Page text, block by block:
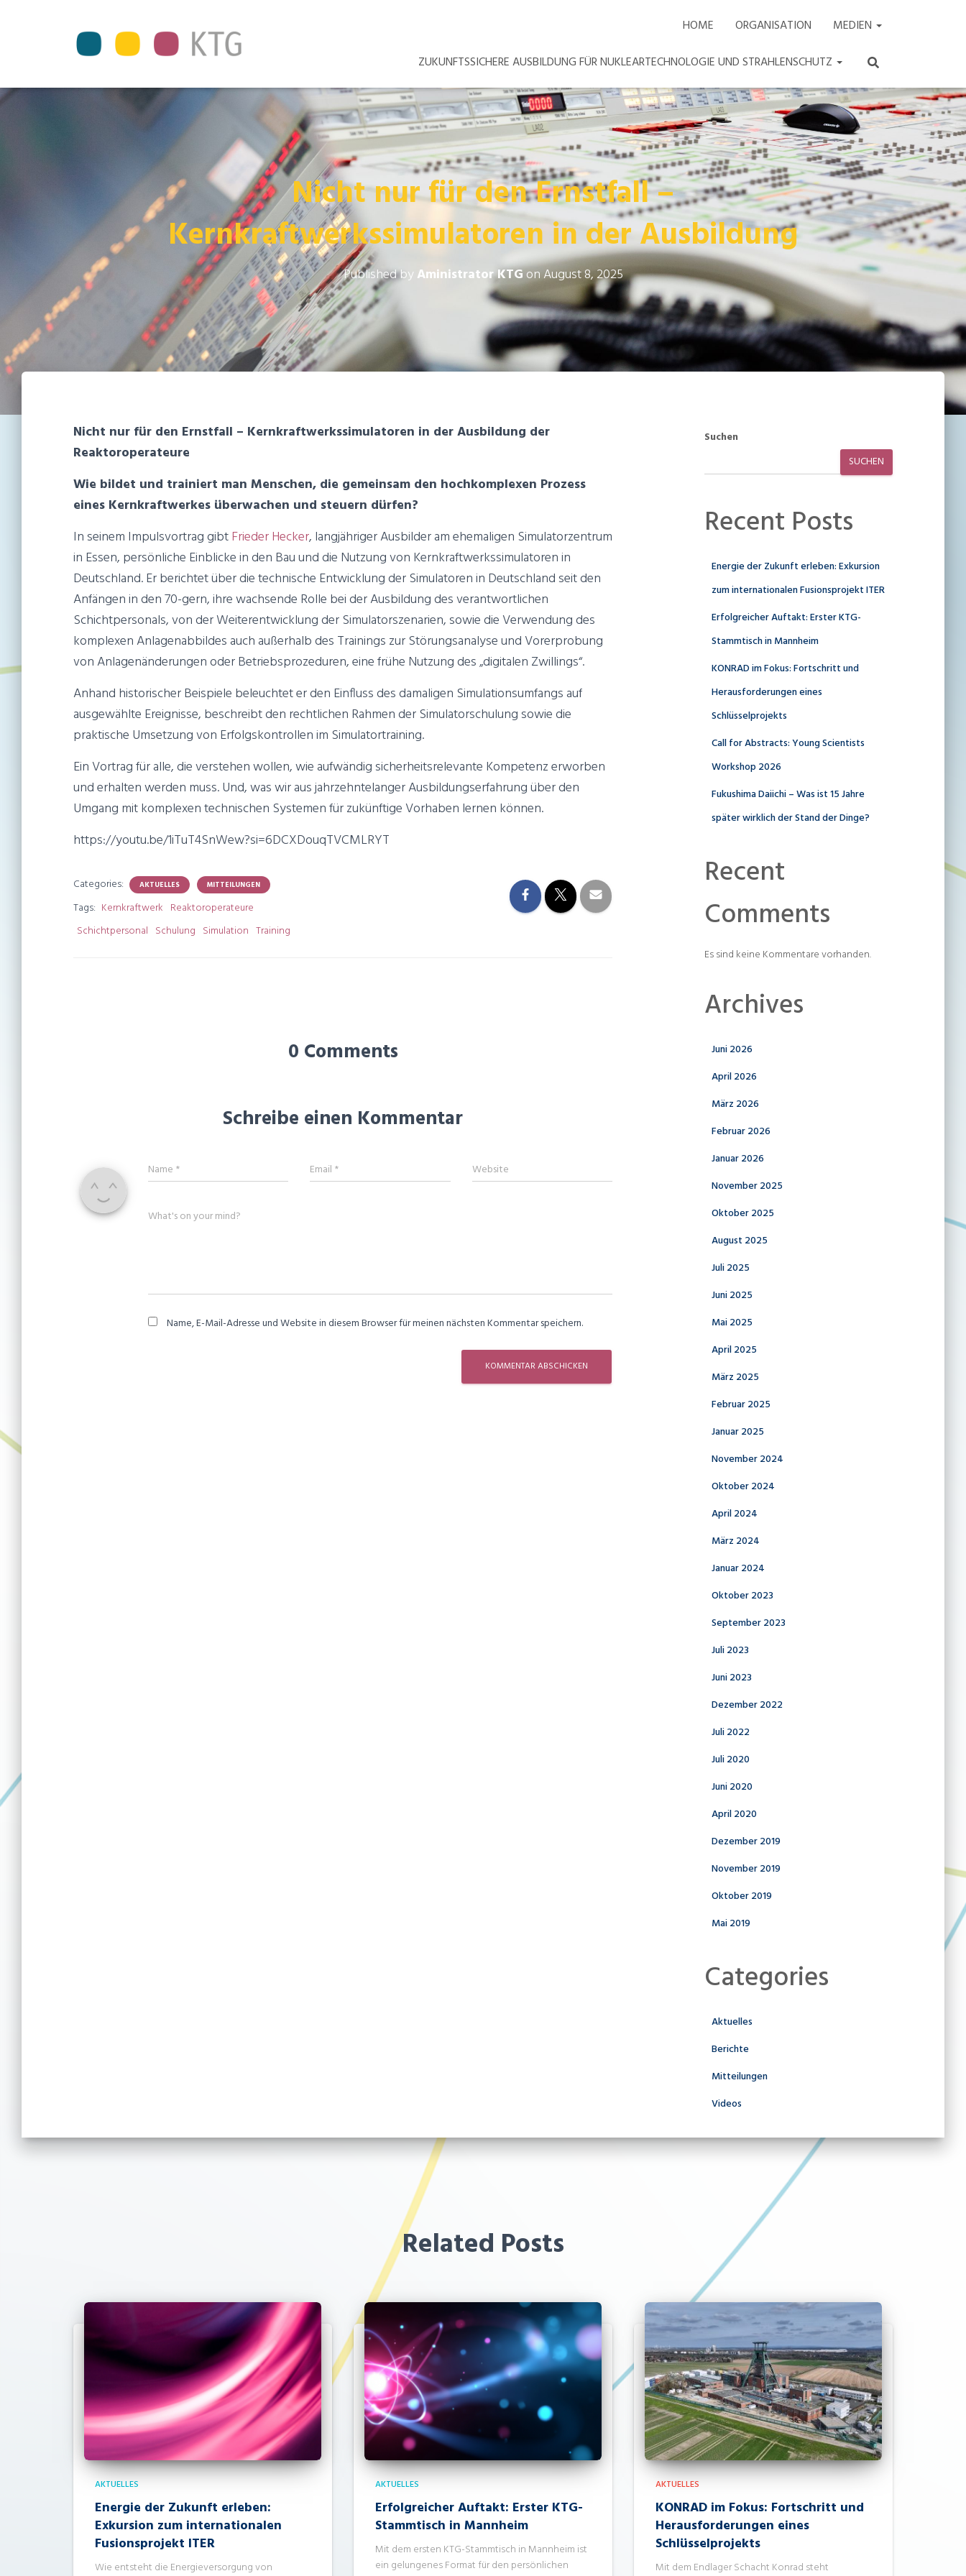
HOME ORGANISATION
MEDIEN
ZUKUNFTSSICHERE AUSBILDUNG FÜR NUKLEARTECHNOLOGIE UND STRAHLENSCHUTZ
Nicht nur für den Ernstfall –
Kernkraftwerkssimulatoren in der Ausbildung
Published by Aministrator KTGonAugust 8, 2025
Nicht nur für den Ernstfall – Kernkraftwerkssimulatoren in der Ausbildung der
Reaktoroperateure
Wie bildet und trainiert man Menschen, die gemeinsam den hochkomplexen Prozess
eines Kernkraftwerkes überwachen und steuern dürfen?
In seinem Impulsvortrag gibtFrieder Hecker, langjähriger Ausbilder am ehemaligen Simulatorzentrum
in Essen, persönliche Einblicke in den Bau und die Nutzung von Kernkraftwerkssimulatoren in
Deutschland. Er berichtet über die technische Entwicklung der Simulatoren in Deutschland seit den
Anfängen in den 70-gern, ihre wachsende Rolle bei der Ausbildung des verantwortlichen
Schichtpersonals, von der Weiterentwicklung der Simulatorszenarien, sowie die Verwendung des
komplexen Anlagenabbildes auch außerhalb des Trainings zur Störungsanalyse und Vorerprobung
von Anlagenänderungen oder Betriebsprozeduren, eine frühe Nutzung des „digitalen Zwillings“.
Anhand historischer Beispiele beleuchtet er den Einfluss des damaligen Simulationsumfangs auf
ausgewählte Ereignisse, beschreibt den rechtlichen Rahmen der Simulatorschulung sowie die
praktische Umsetzung von Erfolgskontrollen im Simulatortraining.
Ein Vortrag für alle, die verstehen wollen, wie aufwändig sicherheitsrelevante Kompetenz erworben
und erhalten werden muss. Und, was wir aus jahrzehntelanger Ausbildungserfahrung über den
Umgang mit komplexen technischen Systemen für zukünftige Vorhaben lernen können.
https://youtu.be/1iTuT4SnWew?si=6DCXDouqTVCMLRYT
Categories: AKTUELLES MITTEILUNGEN
Tags: Kernkraftwerk Reaktoroperateure
Schichtpersonal Schulung Simulation Training
0 Comments
Schreibe einen Kommentar
Name * Email * Website
What's on your mind?
Name, E-Mail-Adresse und Website in diesem Browser für meinen nächsten Kommentar speichern.
Suchen
SUCHEN
Recent Posts
Energie der Zukunft erleben: Exkursion
zum internationalen Fusionsprojekt ITER
Erfolgreicher Auftakt: Erster KTG-
Stammtisch in Mannheim
KONRAD im Fokus: Fortschritt und
Herausforderungen eines
Schlüsselprojekts
Call for Abstracts: Young Scientists
Workshop 2026
Fukushima Daiichi – Was ist 15 Jahre
später wirklich der Stand der Dinge?
Recent
Comments
Es sind keine Kommentare vorhanden.
Archives
Juni 2026
April 2026
März 2026
Februar 2026
Januar 2026
November 2025
Oktober 2025
August 2025
Juli 2025
Juni 2025
Mai 2025
April 2025
März 2025
Februar 2025
Januar 2025
November 2024
Oktober 2024
April 2024
März 2024
Januar 2024
Oktober 2023
September 2023
Juli 2023
Juni 2023
Dezember 2022
Juli 2022
Juli 2020
Juni 2020
April 2020
Dezember 2019
November 2019
Oktober 2019
Mai 2019
Categories
Aktuelles
Berichte
Mitteilungen
Videos
Related Posts
AKTUELLES
Energie der Zukunft erleben:
Exkursion zum internationalen
Fusionsprojekt ITER
Wie entsteht die Energieversorgung von
AKTUELLES
Erfolgreicher Auftakt: Erster KTG-
Stammtisch in Mannheim
Mit dem ersten KTG-Stammtisch in Mannheim ist
ein gelungenes Format für den persönlichen
AKTUELLES
KONRAD im Fokus: Fortschritt und
Herausforderungen eines
Schlüsselprojekts
Mit dem Endlager Schacht Konrad steht